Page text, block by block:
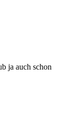
ja auch schon